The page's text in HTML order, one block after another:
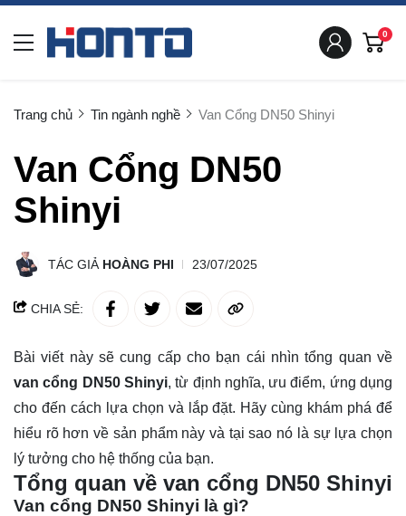
0
Trang chủ Tin ngành nghề Van Cổng DN50 Shinyi
Van Cổng DN50
Shinyi
TÁC GIẢ HOÀNG PHI 23/07/2025
CHIA SẺ:
Bài viết này sẽ cung cấp cho bạn cái nhìn tổng quan về
van cổng DN50 Shinyi, từ định nghĩa, ưu điểm, ứng dụng
cho đến cách lựa chọn và lắp đặt. Hãy cùng khám phá để
hiểu rõ hơn về sản phẩm này và tại sao nó là sự lựa chọn
lý tưởng cho hệ thống của bạn.
Tổng quan về van cổng DN50 Shinyi
Van cổng DN50 Shinyi là gì?